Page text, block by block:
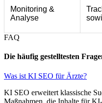
Monitoring &
Analyse
FAQ
Die häufig gestelltesten
Was ist KI SEO für Ärzte?
KI SEO erweitert klassische
Maßnahmen, die Inhalte für